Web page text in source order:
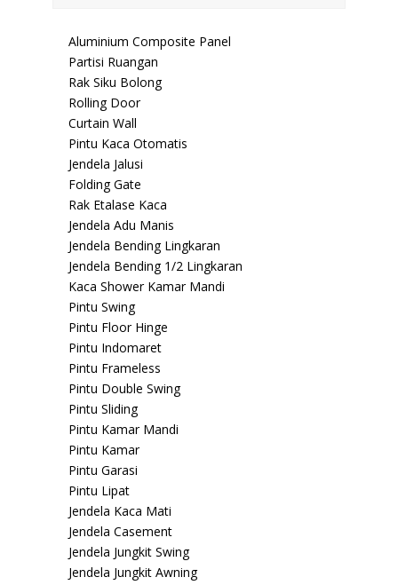
Aluminium Composite Panel
Partisi Ruangan
Rak Siku Bolong
Rolling Door
Curtain Wall
Pintu Kaca Otomatis
Jendela Jalusi
Folding Gate
Rak Etalase Kaca
Jendela Adu Manis
Jendela Bending Lingkaran
Jendela Bending 1/2 Lingkaran
Kaca Shower Kamar Mandi
Pintu Swing
Pintu Floor Hinge
Pintu Indomaret
Pintu Frameless
Pintu Double Swing
Pintu Sliding
Pintu Kamar Mandi
Pintu Kamar
Pintu Garasi
Pintu Lipat
Jendela Kaca Mati
Jendela Casement
Jendela Jungkit Swing
Jendela Jungkit Awning